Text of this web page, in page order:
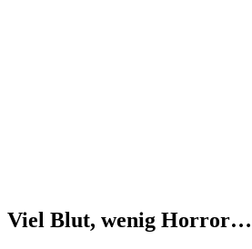
Viel Blut, wenig Horror…